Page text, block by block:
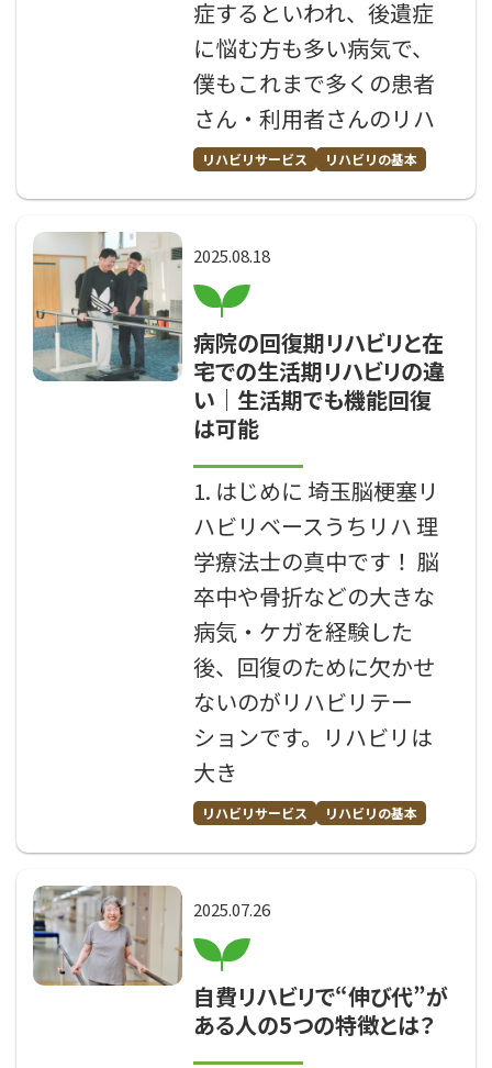
症するといわれ、後遺症
に悩む方も多い病気で、
僕もこれまで多くの患者
さん・利用者さんのリハ
リハビリサービス リハビリの基本
2025.08.18
病院の回復期リハビリと在
宅での生活期リハビリの違
い｜生活期でも機能回復
は可能
1. はじめに 埼玉脳梗塞リ
ハビリベースうちリハ 理
学療法士の真中です！ 脳
卒中や骨折などの大きな
病気・ケガを経験した
後、回復のために欠かせ
ないのがリハビリテー
ションです。リハビリは
大き
リハビリサービス リハビリの基本
2025.07.26
自費リハビリで“伸び代”が
ある人の5つの特徴とは？